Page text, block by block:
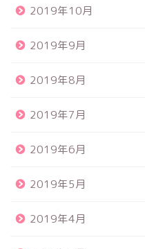
2019年10月
2019年9月
2019年8月
2019年7月
2019年6月
2019年5月
2019年4月